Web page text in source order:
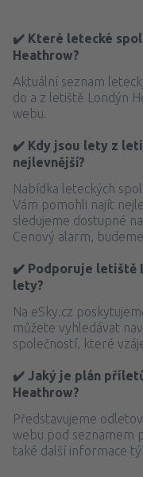
✔️ Které letecké
Heathrow?
Aktuální seznam
do a z letiště Londýn
webu.
✔️ Kdy jsou lety z
nejlevnější?
Nabídka leteckých
Vám pomohli najít
sledujeme dostupné
Cenový alarm,
✔️ Podporuje letiště
lety?
Na eSky.cz
můžete vyhledávat
společností, které
✔️ Jaký je plán
Heathrow?
Představujeme
webu pod seznamem
také další informace